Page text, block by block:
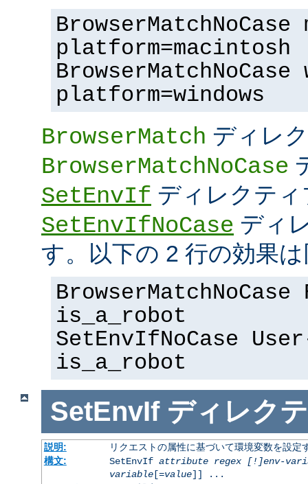
BrowserMatchNoCase
platform=macintosh
BrowserMatchNoCase
platform=windows
BrowserMatch ディレ
BrowserMatchNoCase
SetEnvIf ディレクティ
SetEnvIfNoCase ディ
す。以下の 2 行の効果
BrowserMatchNoCase
is_a_robot
SetEnvIfNoCase
is_a_robot
SetEnvIf ディレク
説明:
リクエストの属性に基づいて環境変数を設定
構文:
SetEnvIf attribute regex [!]env-
variable[=value]] ...